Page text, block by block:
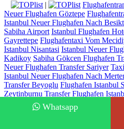
Whatsapp
|
Neuer Flughafen Göztepe
Istanbul Neuer Flughafen Nach
Sabiha Airport Istanbul Flughafen
Gayrettepe Flughafentaxi Vom
Istanbul Nisantasi Istanbul Neuer
Kadikoy Sabiha Gökcen Flughafen
Neuer Flughafen Transfer Sariyer
Istanbul Neuer Flughafen Nach
Transfer Beyoglu Flughafen Istanbul
Zeytinburnu Transfer Flughafen
Taxi Istanbul Neuer
Flughafentransfer Sultanahmet